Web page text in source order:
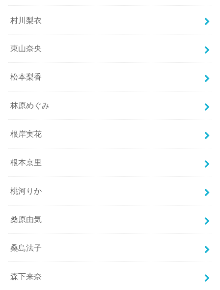
村川梨衣
東山奈央
松本梨香
林原めぐみ
根岸実花
根本京里
桃河りか
桑原由気
桑島法子
森下来奈